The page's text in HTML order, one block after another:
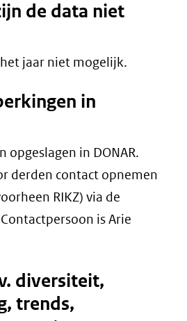
de data niet
jaar niet mogelijk.
in
opgeslagen in DONAR.
derden contact opnemen
RIKZ) via de
is Arie
diversiteit,
trends,